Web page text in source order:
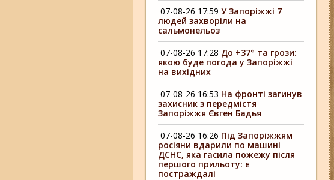
07-08-26 17:59 У Запоріжжі 7
людей захворіли на
сальмонельоз
07-08-26 17:28 До +37° та грози:
якою буде погода у Запоріжжі
на вихідних
07-08-26 16:53 На фронті загинув
захисник з передмістя
Запоріжжя Євген Бадья
07-08-26 16:26 Під Запоріжжям
росіяни вдарили по машині
ДСНС, яка гасила пожежу після
першого прильоту: є
постраждалі